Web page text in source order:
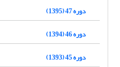
دوره 47 (1395)
دوره 46 (1394)
دوره 45 (1393)